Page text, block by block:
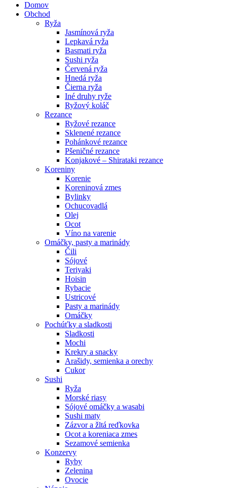
Domov
Obchod
Ryža
Jasmínová ryža
Lepkavá ryža
Basmati ryža
Sushi ryža
Červená ryža
Hnedá ryža
Čierna ryža
Iné druhy ryže
Ryžový koláč
Rezance
Ryžové rezance
Sklenené rezance
Pohánkové rezance
Pšeničné rezance
Konjakové – Shirataki rezance
Koreniny
Korenie
Koreninová zmes
Bylinky
Ochucovadlá
Olej
Ocot
Víno na varenie
Omáčky, pasty a marinády
Čili
Sójové
Teriyaki
Hoisin
Rybacie
Ustricové
Pasty a marinády
Omáčky
Pochúťky a sladkosti
Sladkosti
Mochi
Krekry a snacky
Arašidy, semienka a orechy
Cukor
Sushi
Ryža
Morské riasy
Sójové omáčky a wasabi
Sushi maty
Zázvor a žltá reďkovka
Ocot a koreniaca zmes
Sezamové semienka
Konzervy
Ryby
Zelenina
Ovocie